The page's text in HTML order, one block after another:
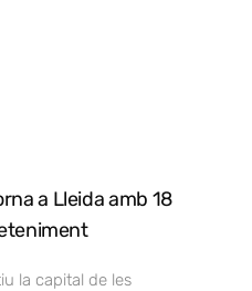
a Lleida amb 18
la capital de les